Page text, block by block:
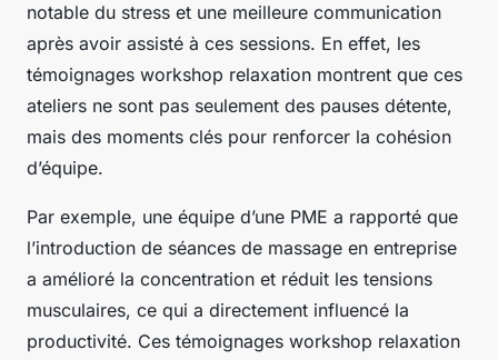
notable du stress et une meilleure communication
après avoir assisté à ces sessions. En effet, les
témoignages workshop relaxation montrent que ces
ateliers ne sont pas seulement des pauses détente,
mais des moments clés pour renforcer la cohésion
d’équipe.
Par exemple, une équipe d’une PME a rapporté que
l’introduction de séances de massage en entreprise
a amélioré la concentration et réduit les tensions
musculaires, ce qui a directement influencé la
productivité. Ces témoignages workshop relaxation